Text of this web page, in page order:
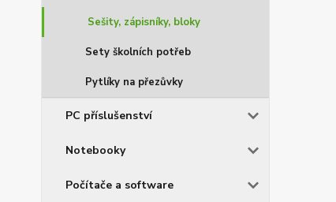
Sešity, zápisníky, bloky
Sety školních potřeb
Pytlíky na přezůvky
PC příslušenství
Notebooky
Počítače a software